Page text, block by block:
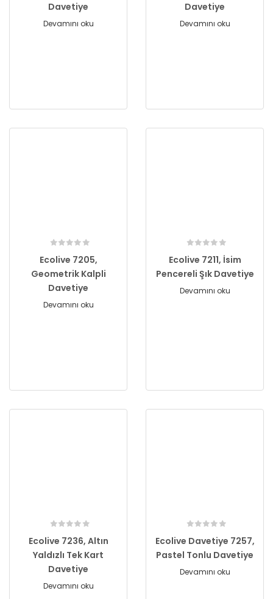
Davetiye
Devamını oku
Davetiye
Devamını oku
Ecolive 7205,
Geometrik Kalpli
Davetiye
Devamını oku
Ecolive 7211, İsim
Pencereli Şık Davetiye
Devamını oku
Ecolive 7236, Altın
Yaldızlı Tek Kart
Davetiye
Devamını oku
Ecolive Davetiye 7257,
Pastel Tonlu Davetiye
Devamını oku